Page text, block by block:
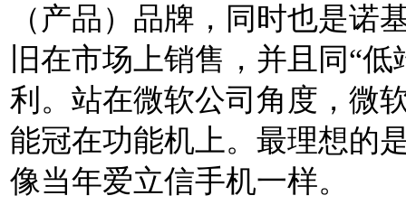
（产品）品牌，同时也是诺
旧在市场上销售，并且同“
利。站在微软公司角度，微
能冠在功能机上。最理想的
像当年爱立信手机一样。